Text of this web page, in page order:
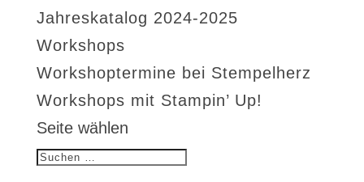
Jahreskatalog 2024-2025
Workshops
Workshoptermine bei Stempelherz
Workshops mit Stampin’ Up!
Seite wählen